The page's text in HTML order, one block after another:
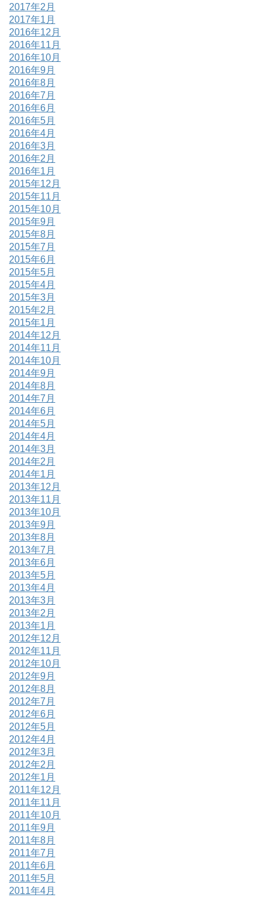
2017年2月
2017年1月
2016年12月
2016年11月
2016年10月
2016年9月
2016年8月
2016年7月
2016年6月
2016年5月
2016年4月
2016年3月
2016年2月
2016年1月
2015年12月
2015年11月
2015年10月
2015年9月
2015年8月
2015年7月
2015年6月
2015年5月
2015年4月
2015年3月
2015年2月
2015年1月
2014年12月
2014年11月
2014年10月
2014年9月
2014年8月
2014年7月
2014年6月
2014年5月
2014年4月
2014年3月
2014年2月
2014年1月
2013年12月
2013年11月
2013年10月
2013年9月
2013年8月
2013年7月
2013年6月
2013年5月
2013年4月
2013年3月
2013年2月
2013年1月
2012年12月
2012年11月
2012年10月
2012年9月
2012年8月
2012年7月
2012年6月
2012年5月
2012年4月
2012年3月
2012年2月
2012年1月
2011年12月
2011年11月
2011年10月
2011年9月
2011年8月
2011年7月
2011年6月
2011年5月
2011年4月